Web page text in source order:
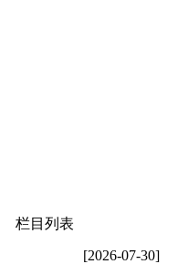
栏目列表
[2026-07-30]